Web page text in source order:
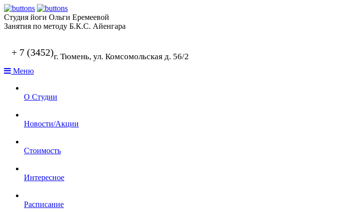
Студия йоги Ольги Еремеевой
Занятия по методу Б.К.С. Айенгара
+ 7 (3452)г. Тюмень, ул. Комсомольская д. 56/2
Меню
О Студии
Новости/Акции
Стоимость
Интересное
Расписание